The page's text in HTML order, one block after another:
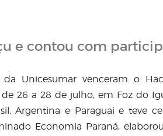
e contou com
Unicesumar venceram o
26 a 28 de julho, em Foz do
Argentina e Paraguai e teve
Economia Paraná,